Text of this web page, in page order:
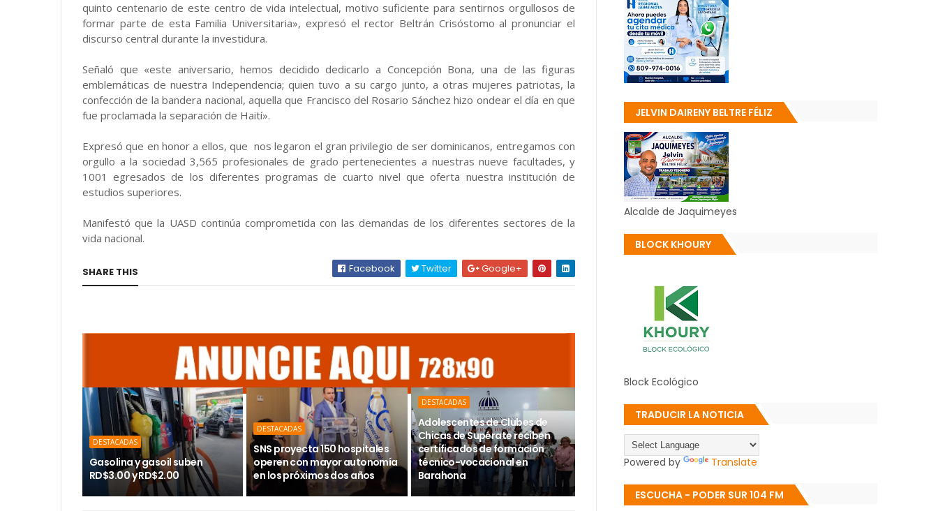
quinto centenario de este centro de vida intelectual, motivo suficiente para sentirnos orgullosos de
formar parte de esta Familia Universitaria», expresó el rector Beltrán Crisóstomo al pronunciar el
discurso central durante la investidura.
Señaló que «este aniversario, hemos decidido dedicarlo a Concepción Bona, una de las figuras
emblemáticas de nuestra Independencia; quien tuvo a su cargo junto, a otras mujeres patriotas, la
confección de la bandera nacional, aquella que Francisco del Rosario Sánchez hizo ondear el día en que
fue proclamada la separación de Haití».
Expresó que en honor a ellos, que nos legaron el gran privilegio de ser dominicanos, entregamos con
orgullo a la sociedad 3,565 profesionales de grado pertenecientes a nuestras nueve facultades, y
1001 egresados de los diferentes programas de cuarto nivel que oferta nuestra institución de
estudios superiores.
Manifestó que la UASD continúa comprometida con las demandas de los diferentes sectores de la
vida nacional.
SHARE THIS Facebook Twitter Google+
DESTACADAS
Gasolina y gasoil suben
RD$3.00 y RD$2.00
DESTACADAS
SNS proyecta 150 hospitales
operen con mayor autonomía
en los próximos dos años
DESTACADAS
Adolescentes de Clubes de
Chicas de Supérate reciben
certificados de formación
técnico-vocacional en
Barahona
JELVIN DAIRENY BELTRE FÉLIZ
Alcalde de Jaquimeyes
BLOCK KHOURY
Block Ecológico
TRADUCIR LA NOTICIA
Powered by Translate
ESCUCHA - PODER SUR 104 FM